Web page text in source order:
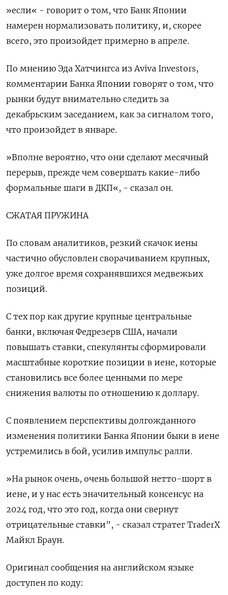
»если« - говорит о том, что Банк Японии
намерен нормализовать политику, и, скорее
всего, это произойдет примерно в апреле.
По мнению Эда Хатчингса из Aviva Investors,
комментарии Банка Японии говорят о том, что
рынки будут внимательно следить за
декабрьским заседанием, как за сигналом того,
что произойдет в январе.
»Вполне вероятно, что они сделают месячный
перерыв, прежде чем совершать какие-либо
формальные шаги в ДКП«, - сказал он.
СЖАТАЯ ПРУЖИНА
По словам аналитиков, резкий скачок иены
частично обусловлен сворачиванием крупных,
уже долгое время сохранявшихся медвежьих
позиций.
С тех пор как другие крупные центральные
банки, включая Федрезерв США, начали
повышать ставки, спекулянты сформировали
масштабные короткие позиции в иене, которые
становились все более ценными по мере
снижения валюты по отношению к доллару.
С появлением перспективы долгожданного
изменения политики Банка Японии быки в иене
устремились в бой, усилив импульс ралли.
»На рынок очень, очень большой нетто-шорт в
иене, и у нас есть значительный консенсус на
2024 год, что это год, когда они свернут
отрицательные ставки", - сказал стратег TraderX
Майкл Браун.
Оригинал сообщения на английском языке
доступен по коду: